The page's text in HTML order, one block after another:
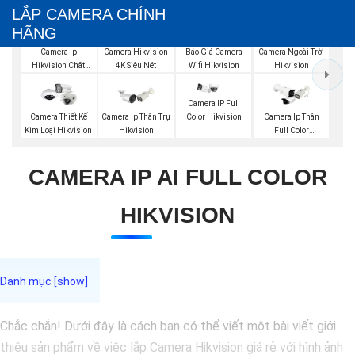
LẮP CAMERA CHÍNH
HÃNG
Camera Ip
Hikvision Chất
Camera Hikvision
4K Siêu Nét
Báo Giá Camera
Wifi Hikvision
Camera Ngoài Trời
Hikvision
Camera Thiết Kế
Kim Loại Hikvision
Camera Ip Thân Trụ
Hikvision
Camera IP Full
Color Hikvision
Camera Ip Thân
Full Color
CAMERA IP AI FULL COLOR
HIKVISION
Chắc chắn! Dưới đây là cách bạn có thể viết một bài viết giới
thiệu sản phẩm về việc lắp Camera Hikvision giá rẻ với hình ảnh